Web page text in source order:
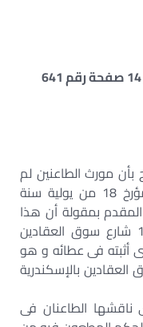
بأن مورث الطاعنين لم
يصل إلى علمه خطاب المحافظة المؤرخ 18 من يولية سنة
المقدم بمقولة أن هذا
الخطاب أرسل على العنوان ” رقم 12 شارع سوق العقادين
أثبته فى عطائه و هو
بالإسكندرية
ناقشها الطاعنان فى